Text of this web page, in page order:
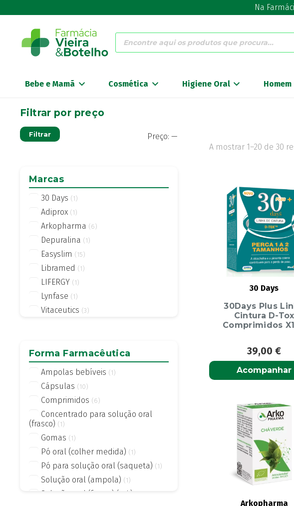
Na
Products
search
Bebe e Mamã Cosmética Higiene Oral Homem
A mostrar 1–20 de 30
30 Days
30Days Plus
Cintura D-Tox
Comprimidos
39,00€
Acompanhar
Arkopharma
Filtrar por preço
Filtrar Preço: —
Marcas
30 Days (1)
Adiprox (1)
Arkopharma (6)
Depuralina (1)
Easyslim (15)
Libramed (1)
LIFERGY (1)
Lynfase (1)
Vitaceutics (3)
Forma Farmacêutica
Ampolas bebíveis (1)
Cápsulas (10)
Comprimidos (6)
Concentrado para solução oral
(frasco) (1)
Gomas (1)
Pó oral (colher medida) (1)
Pó para solução oral (saqueta) (1)
Solução oral (ampola) (1)
Solução oral (frasco) (mL)